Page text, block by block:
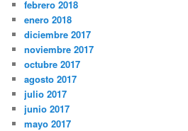
febrero 2018
enero 2018
diciembre 2017
noviembre 2017
octubre 2017
agosto 2017
julio 2017
junio 2017
mayo 2017